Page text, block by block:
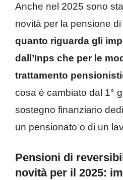
Anche nel 2025 sono
novità per la pensione
quanto riguarda gli
dall’Inps che per le
trattamento
cosa è cambiato dal 1°
sostegno finanziario
un pensionato o di un
Pensioni di
novità per il 2025: